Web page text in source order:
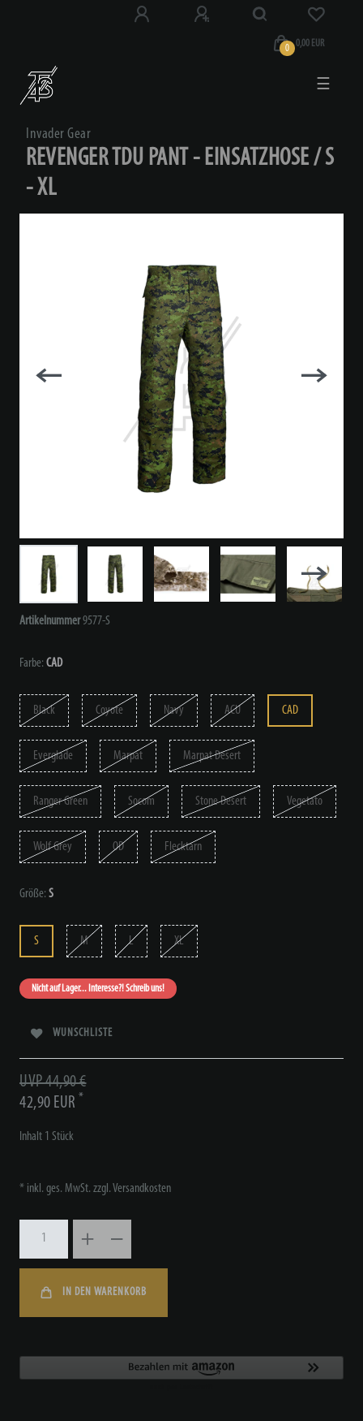
0 0,00 EUR
☰
Invader Gear
REVENGER TDU PANT - EINSATZHOSE / S
- XL
Artikelnummer9577-S
Farbe: CAD
Black Coyote Navy ACU CAD
Everglade Marpat Marpat Desert
Ranger Green Socom Stone Desert Vegetato
Wolf Grey OD Flecktarn
Größe: S
S M L XL
Nicht auf Lager... Interesse?! Schreib uns!
WUNSCHLISTE
UVP 44,90 €
42,90 EUR *
Inhalt 1 Stück
* inkl. ges. MwSt. zzgl.Versandkosten
IN DEN WARENKORB